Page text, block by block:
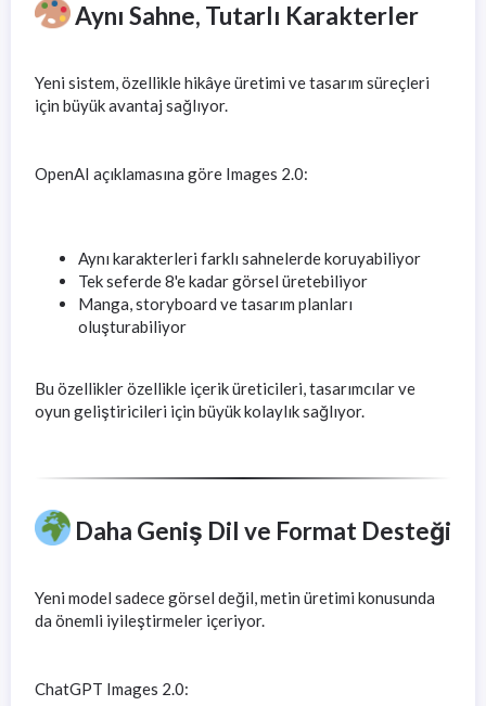
Aynı Sahne, Tutarlı Karakterler
Yeni sistem, özellikle hikâye üretimi ve tasarım süreçleri
için büyük avantaj sağlıyor.
OpenAI açıklamasına göre Images 2.0:
Aynı karakterleri farklı sahnelerde koruyabiliyor
Tek seferde 8'e kadar görsel üretebiliyor
Manga, storyboard ve tasarım planları
oluşturabiliyor
Bu özellikler özellikle içerik üreticileri, tasarımcılar ve
oyun geliştiricileri için büyük kolaylık sağlıyor.
Daha Geniş Dil ve Format Desteği
Yeni model sadece görsel değil, metin üretimi konusunda
da önemli iyileştirmeler içeriyor.
ChatGPT Images 2.0: